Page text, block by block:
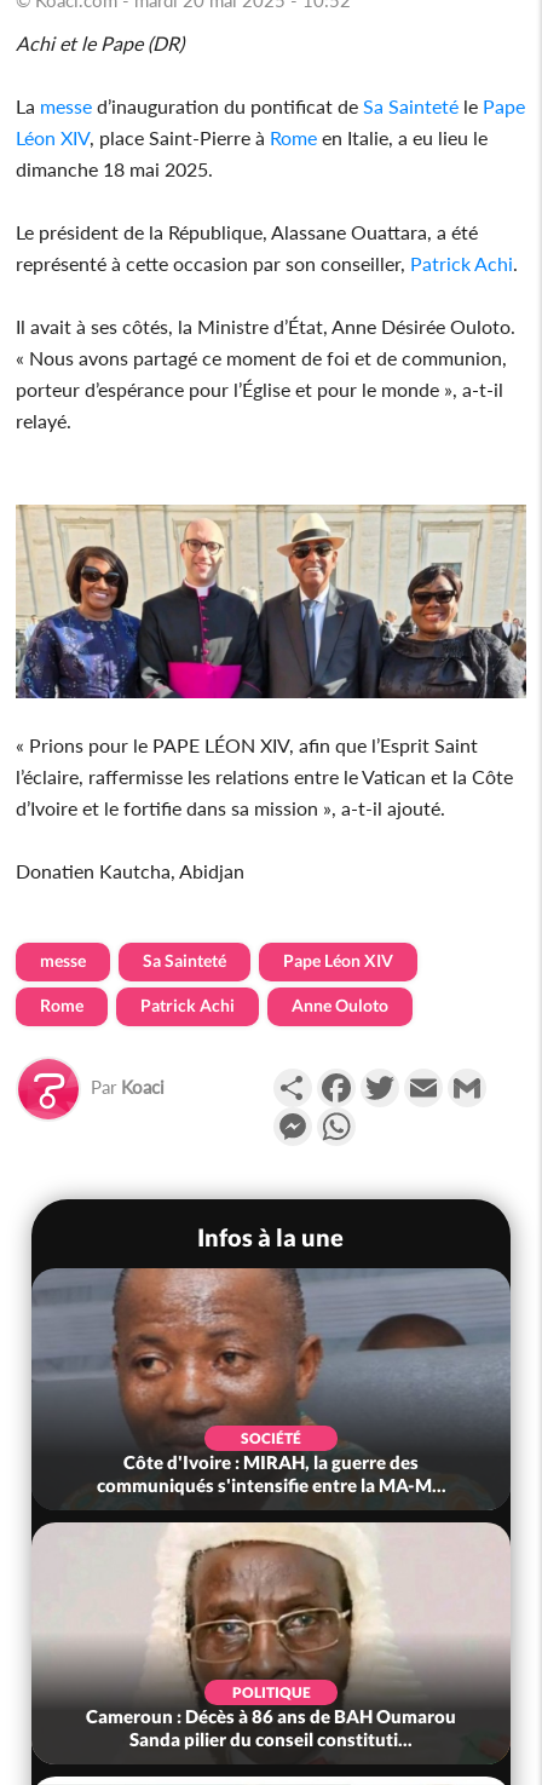
Achi et le Pape (DR)
La messe d’inauguration du pontificat de Sa Sainteté le Pape
Léon XIV, place Saint-Pierre à Rome en Italie, a eu lieu le
dimanche 18 mai 2025.
Le président de la République, Alassane Ouattara, a été
représenté à cette occasion par son conseiller, Patrick Achi
Il avait à ses côtés, la Ministre d’État, Anne Désirée Ouloto.
« Nous avons partagé ce moment de foi et de communion,
porteur d’espérance pour l’Église et pour le monde », a-t-il
relayé.
« Prions pour le PAPE LÉON XIV, afin que l’Esprit Saint
l’éclaire, raffermisse les relations entre le Vatican et la Côte
d’Ivoire et le fortifie dans sa mission », a-t-il ajouté.
Donatien Kautcha, Abidjan
messe Sa Sainteté Pape Léon XIV
Rome Patrick Achi Anne Ouloto
Par Koaci PartagerFacebookTwitterEmail
Messenger
Infos à la une
SOCIÉTÉ
Côte d'Ivoire : MIRAH, la guerre des
communiqués s'intensifie entre la MA-M...
POLITIQUE
Cameroun : Décès à 86 ans de BAH Oumarou
Sanda pilier du conseil constituti...